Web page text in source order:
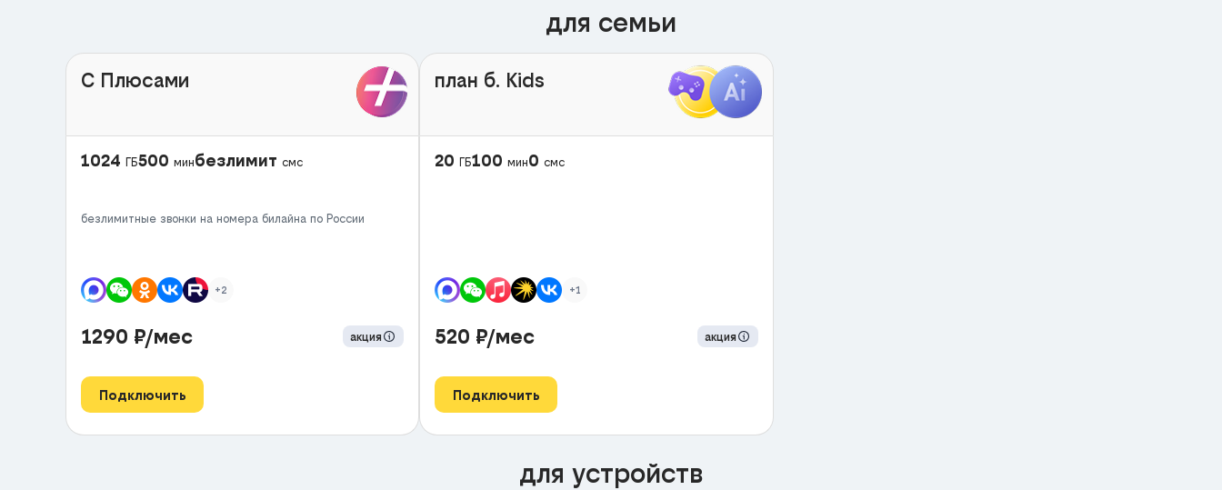
для семьи
С Плюсами
1024 ГБ500 минбезлимит смс
безлимитные звонки на номера билайна по России
+2
1290 ₽/мес акция
Подключить
план б. Kids
20 ГБ100 мин0 смс
+1
520 ₽/мес акция
Подключить
для устройств